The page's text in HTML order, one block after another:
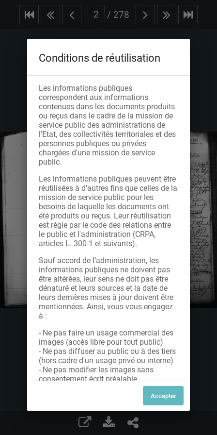
/ 278
Conditions de réutilisation
Les informations publiques
correspondent aux informations
contenues dans les documents produits
ou reçus dans le cadre de la mission de
service public des administrations de
l’Etat, des collectivités territoriales et des
personnes publiques ou privées
chargées d’une mission de service
public.
Les informations publiques peuvent être
réutilisées à d’autres fins que celles de la
mission de service public pour les
besoins de laquelle les documents ont
été produits ou reçus. Leur réutilisation
est régie par le code des relations entre
le public et l'administration (CRPA,
articles L. 300-1 et suivants).
Sauf accord de l’administration, les
informations publiques ne doivent pas
être altérées, leur sens ne doit pas être
dénaturé et leurs sources et la date de
leurs dernières mises à jour doivent être
mentionnées. Ainsi, vous vous engagez
à :
- Ne pas faire un usage commercial des
images (accès libre pour tout public)
- Ne pas diffuser au public ou à des tiers
(hors cadre d'un usage privé ou interne)
- Ne pas modifier les images sans
consentement écrit préalable
Dans le cas contraire, nous vous invitons
à nous contacter afin de solliciter le type
de Licence souhaitée parmi celles
proposées et le cas échéant, acquitter